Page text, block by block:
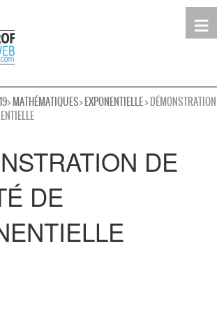
≡
leProfDuWeb
Seconde
Première
Terminale
Rechercher
>MATHÉMATIQUES>EXPONENTIELLE> DÉMONSTRATION
DE
DE